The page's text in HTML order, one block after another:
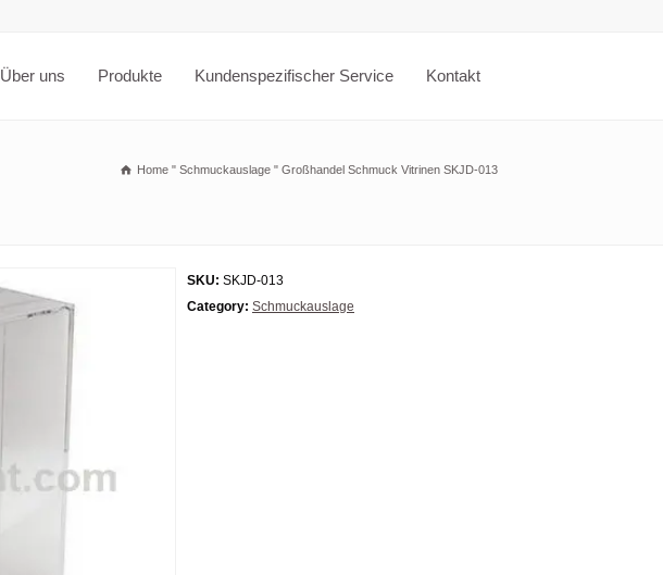
Über uns Produkte Kundenspezifischer Service Kontakt
Home " Schmuckauslage " Großhandel Schmuck Vitrinen SKJD-013
SKU: SKJD-013
Category: Schmuckauslage